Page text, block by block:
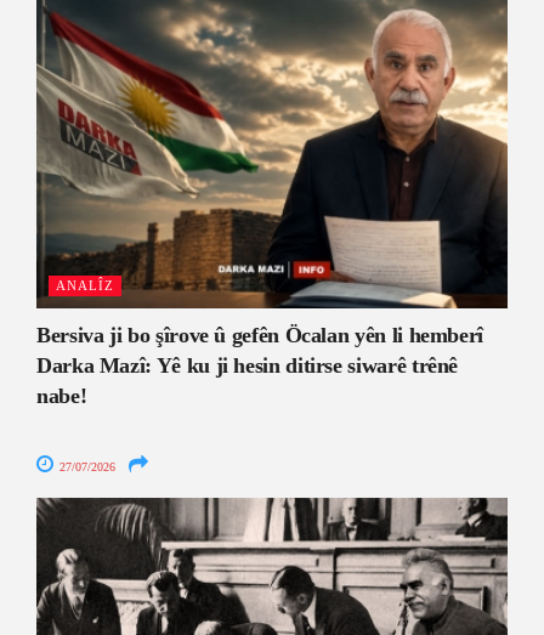
ANALÎZ
Bersiva ji bo şîrove û gefên Öcalan yên li hemberî
Darka Mazî: Yê ku ji hesin ditirse siwarê trênê
nabe!
27/07/2026